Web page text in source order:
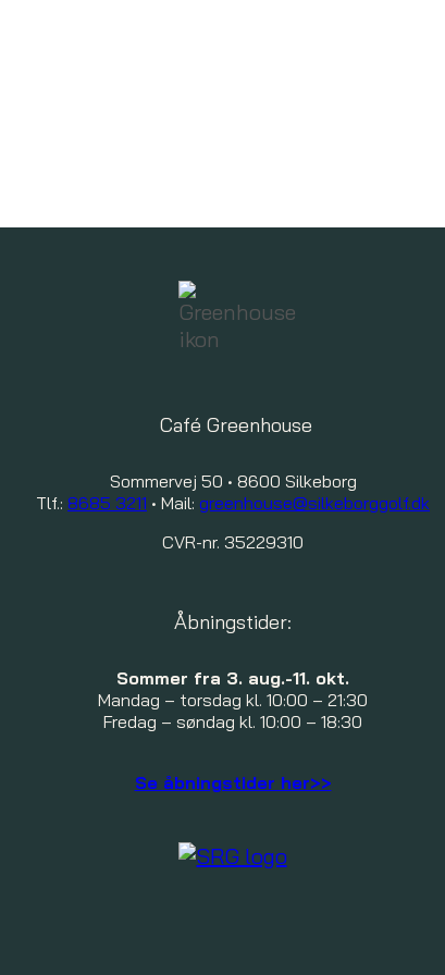
Café Greenhouse
Sommervej 50 • 8600 Silkeborg
Tlf.: 8685 3211 • Mail: greenhouse@silkeborggolf.dk
CVR-nr. 35229310
Åbningstider:
Sommer fra 3. aug.-11. okt.
Mandag – torsdag kl. 10:00 – 21:30
Fredag – søndag kl. 10:00 – 18:30
Se åbningstider her>>